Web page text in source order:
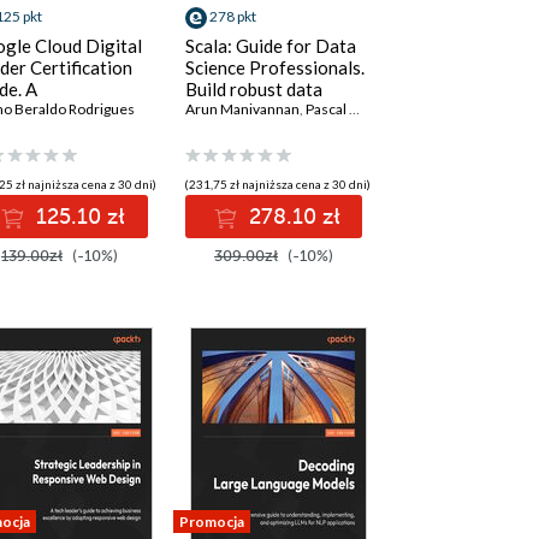
pkt
Cloud Digital
Certification
A
study
and
Beraldo Rodrigues
zł najniższa cena z 30 dni)
125.10 zł
139.00zł (-10%)
278 pkt
Scala: Guide for Data
Science Professionals.
Build robust data
pipelines with Scala
Arun Manivannan, Pascal Bugnion
(231,75 zł najniższa cena z 30 dni)
278.10 zł
309.00zł (-10%)
Promocja